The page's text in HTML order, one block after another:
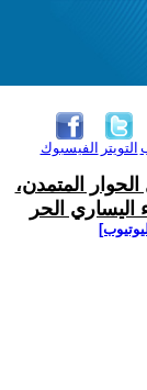
الفيسبوك التويتر
المتمدن،
الحر